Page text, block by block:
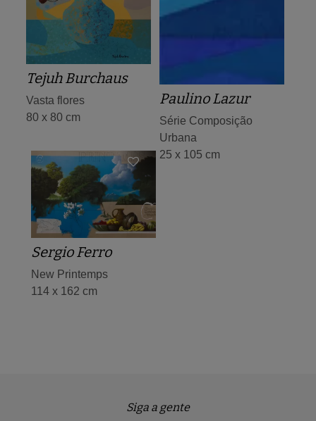
Paulino Lazur
Série Composição
Urbana
25 x 105 cm
Tejuh Burchaus
Vasta flores
80 x 80 cm
Sergio Ferro
New Printemps
114 x 162 cm
Siga a gente